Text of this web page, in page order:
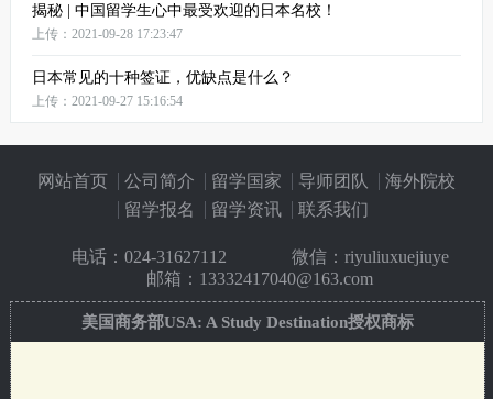
揭秘 | 中国留学生心中最受欢迎的日本名校！
上传：2021-09-28 17:23:47
日本常见的十种签证，优缺点是什么？
上传：2021-09-27 15:16:54
网站首页 公司简介 留学国家 导师团队
海外院校
留学报名
留学资讯 联系我们
电话： 024-31627112
微信：riyuliuxuejiuye
邮箱：13332417040@163.com
美国商务部USA: A Study Destination授权商标